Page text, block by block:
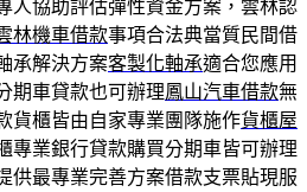
人協助評估彈性資金方案，雲林認
林機車借款事項合法典當質民間借
承解決方案客製化軸承適合您應用
期車貸款也可辦理鳳山汽車借款無
貨櫃皆由自家專業團隊施作貨櫃屋
專業銀行貸款購買分期車皆可辦理
供最專業完善方案借款支票貼現服